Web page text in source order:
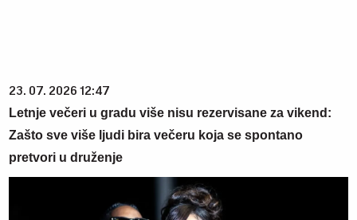
23. 07. 2026 12:47
Letnje večeri u gradu više nisu rezervisane za vikend:
Zašto sve više ljudi bira večeru koja se spontano
pretvori u druženje